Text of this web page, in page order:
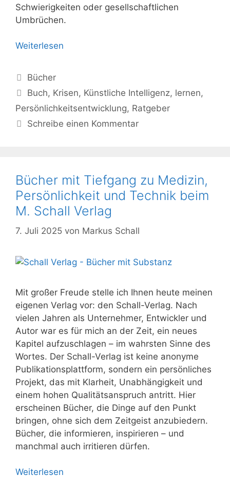
Schwierigkeiten oder gesellschaftlichen
Umbrüchen.
Weiterlesen
Kategorien
Bücher
Schlagwörter
Buch, Krisen, Künstliche Intelligenz, lernen,
Persönlichkeitsentwicklung, Ratgeber
Schreibe einen Kommentar
Bücher mit Tiefgang zu Medizin,
Persönlichkeit und Technik beim
M. Schall Verlag
7. Juli 2025 von Markus Schall
Mit großer Freude stelle ich Ihnen heute meinen
eigenen Verlag vor: den Schall-Verlag. Nach
vielen Jahren als Unternehmer, Entwickler und
Autor war es für mich an der Zeit, ein neues
Kapitel aufzuschlagen – im wahrsten Sinne des
Wortes. Der Schall-Verlag ist keine anonyme
Publikationsplattform, sondern ein persönliches
Projekt, das mit Klarheit, Unabhängigkeit und
einem hohen Qualitätsanspruch antritt. Hier
erscheinen Bücher, die Dinge auf den Punkt
bringen, ohne sich dem Zeitgeist anzubiedern.
Bücher, die informieren, inspirieren – und
manchmal auch irritieren dürfen.
Weiterlesen